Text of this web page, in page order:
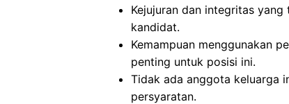
Kejujuran dan integritas
kandidat.
Kemampuan menggunakan
penting untuk posisi ini.
Tidak ada anggota keluarga
persyaratan.